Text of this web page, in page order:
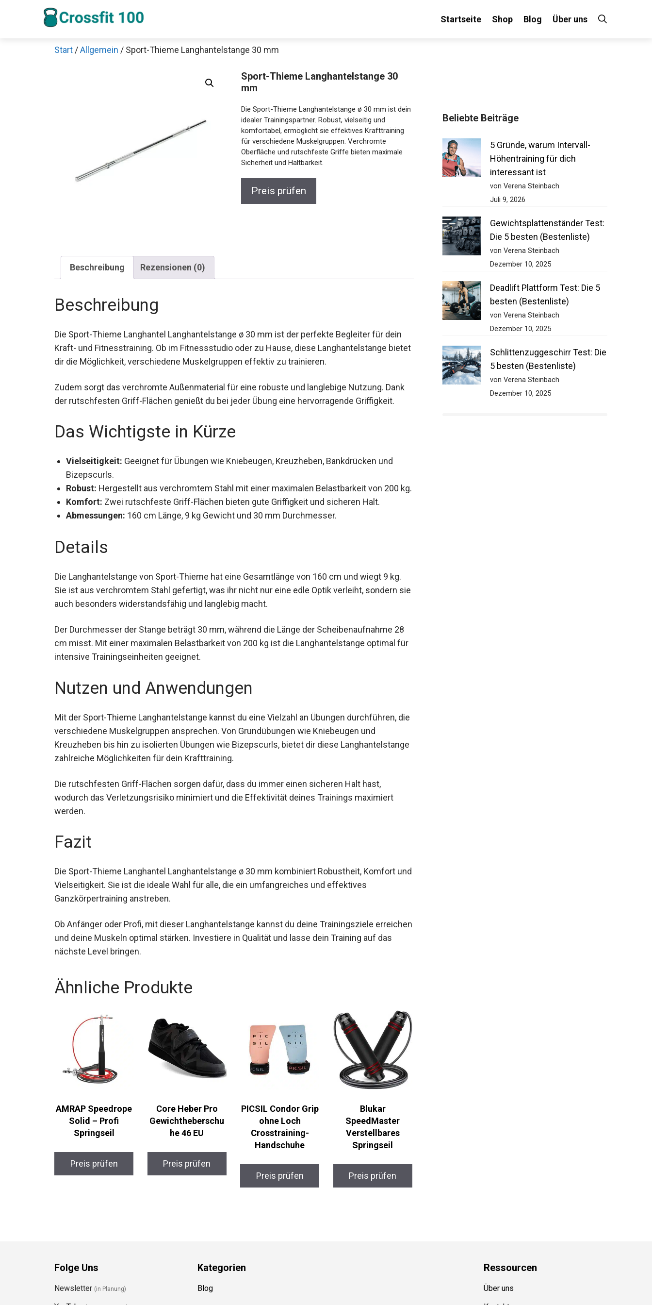
Startseite Shop Blog Über uns
Start /Allgemein / Sport-Thieme Langhantelstange 30 mm
Sport-Thieme Langhantelstange 30
mm
Die Sport-Thieme Langhantelstange ø 30 mm ist dein
idealer Trainingspartner. Robust, vielseitig und
komfortabel, ermöglicht sie effektives Krafttraining
für verschiedene Muskelgruppen. Verchromte
Oberfläche und rutschfeste Griffe bieten maximale
Sicherheit und Haltbarkeit.
Preis prüfen
Beschreibung Rezensionen (0)
Beschreibung
Die Sport-Thieme Langhantel Langhantelstange ø 30 mm ist der perfekte Begleiter für dein
Kraft- und Fitnesstraining. Ob im Fitnessstudio oder zu Hause, diese Langhantelstange
bietet dir die Möglichkeit, verschiedene Muskelgruppen effektiv zu trainieren.
Zudem sorgt das verchromte Außenmaterial für eine robuste und langlebige Nutzung. Dank
der rutschfesten Griff-Flächen genießt du bei jeder Übung eine hervorragende Griffigkeit.
Das Wichtigste in Kürze
Vielseitigkeit: Geeignet für Übungen wie Kniebeugen, Kreuzheben, Bankdrücken und
Bizepscurls.
Robust: Hergestellt aus verchromtem Stahl mit einer maximalen Belastbarkeit von 200
kg.
Komfort:Zwei rutschfeste Griff-Flächen bieten gute Griffigkeit und sicheren Halt.
Details
Die Langhantelstange von Sport-Thieme hat eine Gesamtlänge von 160 cm und wiegt 9 kg.
Sie ist aus verchromtem Stahl gefertigt, was ihr nicht nur eine edle Optik verleiht, sondern
Der Durchmesser der Stange beträgt 30 mm, während die Länge der Scheibenaufnahme 28
cm misst. Mit einer maximalen Belastbarkeit von 200 kg ist die Langhantelstange optimal für
Nutzen und Anwendungen
Mit der Sport-Thieme Langhantelstange kannst du eine Vielzahl an Übungen durchführen,
die verschiedene Muskelgruppen ansprechen. Von Grundübungen wie Kniebeugen und
Kreuzheben bis hin zu isolierten Übungen wie Bizepscurls, bietet dir diese
Die rutschfesten Griff-Flächen sorgen dafür, dass du immer einen sicheren Halt hast,
wodurch das Verletzungsrisiko minimiert und die Effektivität deines Trainings maximiert
Fazit
Die Sport-Thieme Langhantel Langhantelstange ø 30 mm kombiniert Robustheit, Komfort
und Vielseitigkeit. Sie ist die ideale Wahl für alle, die ein umfangreiches und effektives
Ob Anfänger oder Profi, mit dieser Langhantelstange kannst du deine Trainingsziele
erreichen und deine Muskeln optimal stärken. Investiere in Qualität und lasse dein Training
Ähnliche Produkte
AMRAP Speedrope
Solid – Profi
Preis prüfen
Core Heber Pro
Gewichtheberschu
Preis prüfen
PICSIL Condor Grip
ohne Loch
Crosstraining-
Preis prüfen
Blukar
SpeedMaster
Verstellbares
Preis prüfen
Beliebte Beiträge
5 Gründe, warum Intervall-
Höhentraining für dich
interessant ist
von Verena Steinbach
Juli 9, 2026
Gewichtsplattenständer Test:
Die 5 besten (Bestenliste)
von Verena Steinbach
Dezember 10, 2025
Deadlift Plattform Test: Die 5
besten (Bestenliste)
von Verena Steinbach
Dezember 10, 2025
Schlittenzuggeschirr Test:
Die 5 besten (Bestenliste)
von Verena Steinbach
Dezember 10, 2025
Jetzt anschauen